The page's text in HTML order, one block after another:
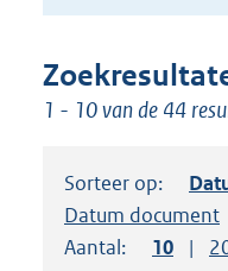
suggesties.
Druk
om
1 - 10 van de 44
Sorteer op:
Sorteer op:
Datum document
Aantal:
Toon
10